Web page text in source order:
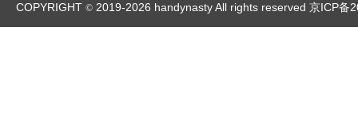
COPYRIGHT © 2019-2026 handynasty All rights reserved 京ICP备